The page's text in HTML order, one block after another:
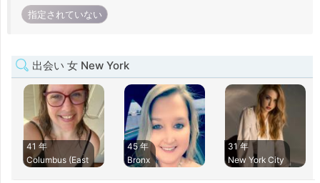
指定されていない
出会い 女 New York
41 年
Columbus (East
45 年
Bronx
31 年
New York City